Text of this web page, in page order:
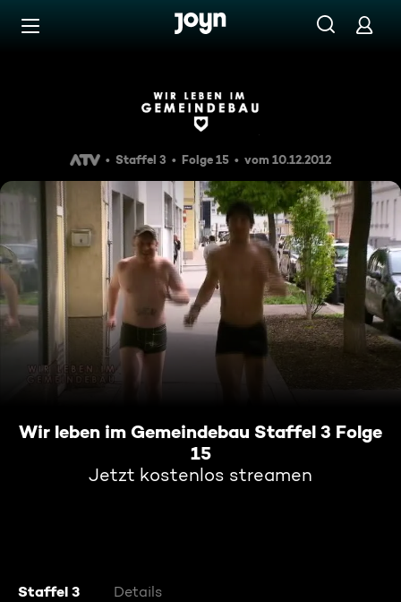
Zum Inhalt springen
Wir leben im Gemeindebau
Staffel 3 Folge 15 vom 10.12.2012
Wir leben im Gemeindebau Staffel 3 Folge
15
Jetzt kostenlos streamen
Staffel 3 Details